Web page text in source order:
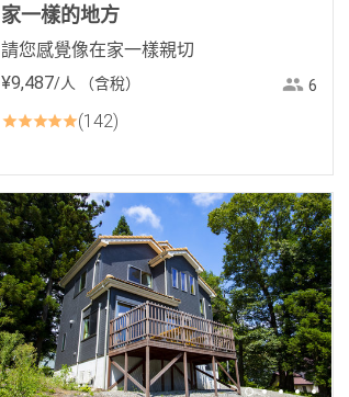
家一樣的地方
請您感覺像在家一樣親切
¥9,487/人 （含稅） 6
142